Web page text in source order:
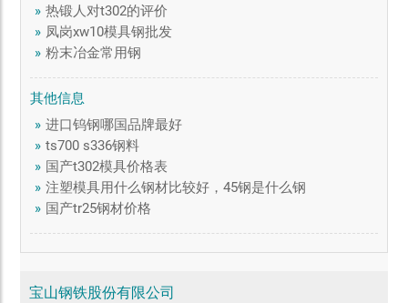
» 热锻人对t302的评价
» 凤岗xw10模具钢批发
» 粉末冶金常用钢
其他信息
» 进口钨钢哪国品牌最好
» ts700 s336钢料
» 国产t302模具价格表
» 注塑模具用什么钢材比较好，45钢是什么钢
» 国产tr25钢材价格
宝山钢铁股份有限公司